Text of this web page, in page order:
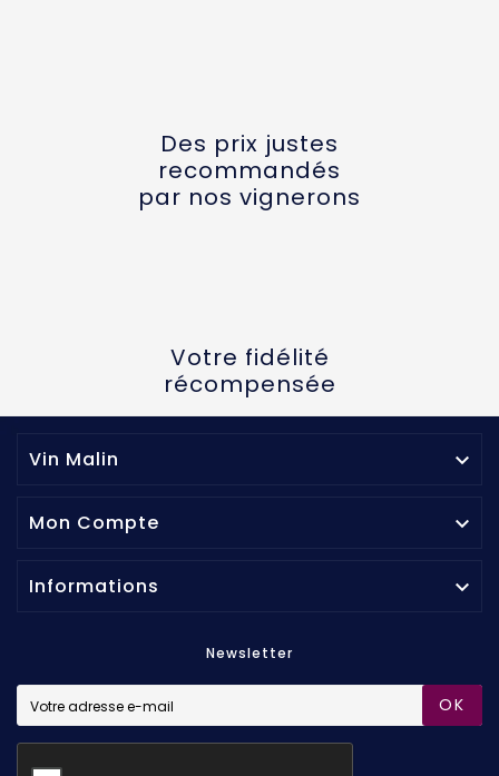
Des prix justes
recommandés
par nos vignerons
Votre fidélité
récompensée
Vin Malin 
Mon Compte 
Informations 
Newsletter
OK